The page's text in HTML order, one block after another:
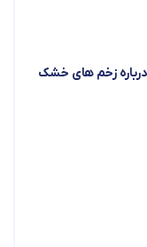
زخم های خشک